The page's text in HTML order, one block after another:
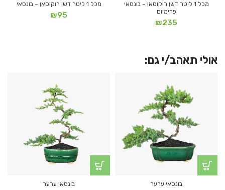
מכל 1 ליטר דשן רוקוסאן – בונסאי
פרימיום
₪235
מכל 1 ליטר דשן רוקוסאן – בונסאי
₪95
אולי תאהב/י גם:
בונסאי ערער בונסאי ערער